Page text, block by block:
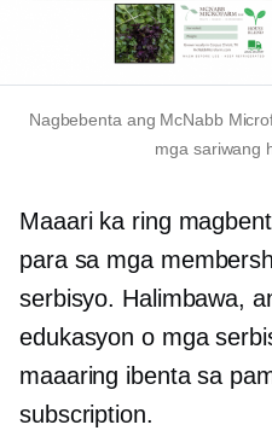
Nagbebenta ang McNabb
mga sariwang
Maaari ka ring
para sa mga
serbisyo. Halimbawa,
edukasyon o mga
maaaring ibenta sa
subscription.